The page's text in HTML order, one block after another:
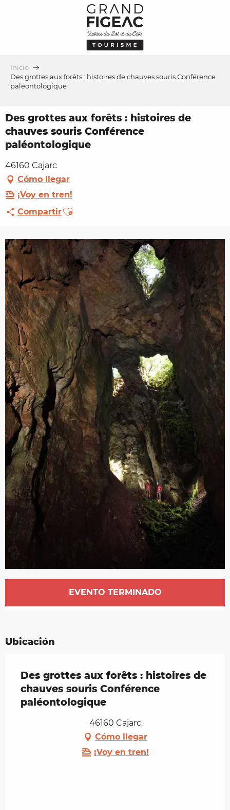
Inicio
Des grottes aux forêts : histoires de chauves souris Conférence
paléontologique
Des grottes aux forêts : histoires de
chauves souris Conférence
paléontologique
46160 Cajarc
Cómo llegar
¡Voy en tren!
CompartirAjouter aux favoris
Horarios y datos de contacto
EVENTO TERMINADO
Ubicación
Des grottes aux forêts : histoires de
chauves souris Conférence
paléontologique
46160 Cajarc
Cómo llegar
¡Voy en tren!